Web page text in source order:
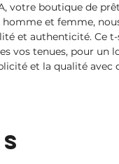
votre boutique de
homme et femme,
et authenticité. Ce
vos tenues, pour un
et la qualité avec